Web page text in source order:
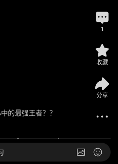
的最强王者？？
1
收藏
分享